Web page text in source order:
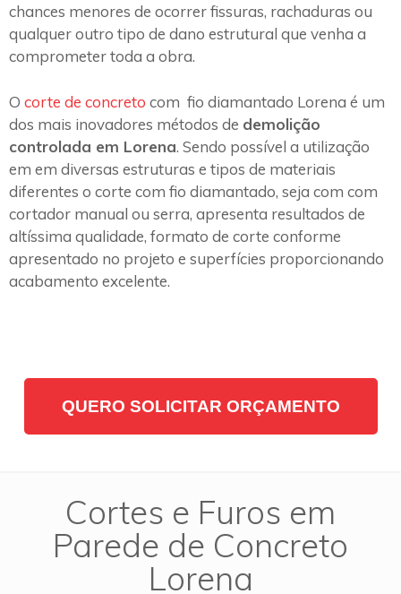
chances menores de ocorrer fissuras, rachaduras ou
qualquer outro tipo de dano estrutural que venha a
comprometer toda a obra.
O corte de concreto com fio diamantado Lorena é um
dos mais inovadores métodos de demolição
controlada em Lorena. Sendo possível a utilização
em em diversas estruturas e tipos de materiais
diferentes o corte com fio diamantado, seja com com
cortador manual ou serra, apresenta resultados de
altíssima qualidade, formato de corte conforme
apresentado no projeto e superfícies proporcionando
acabamento excelente.
QUERO SOLICITAR ORÇAMENTO
Cortes e Furos em
Parede de Concreto
Lorena